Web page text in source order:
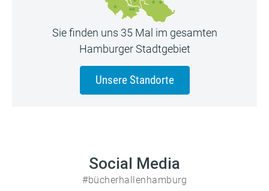
Sie finden uns 35 Mal im gesamten
Hamburger Stadtgebiet
Unsere Standorte
Social Media
#bücherhallenhamburg